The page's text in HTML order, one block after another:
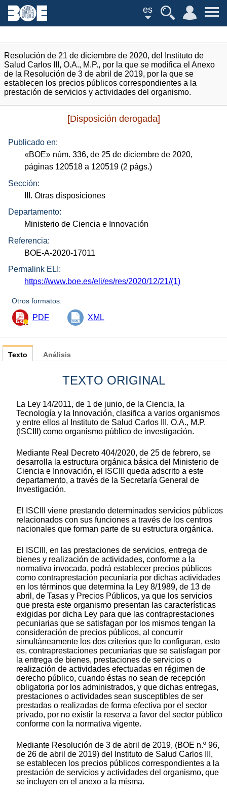
es
Resolución de 21 de diciembre de 2020, del Instituto de
Salud Carlos III, O.A., M.P., por la que se modifica el Anexo
de la Resolución de 3 de abril de 2019, por la que se
establecen los precios públicos correspondientes a la
prestación de servicios y actividades del organismo.
[Disposición derogada]
Publicado en:
«BOE» núm. 336, de 25 de diciembre de 2020,
páginas 120518 a 120519 (2 págs.)
Sección:
III. Otras disposiciones
Departamento:
Ministerio de Ciencia e Innovación
Referencia:
BOE-A-2020-17011
Permalink ELI:
https://www.boe.es/eli/es/res/2020/12/21/(1)
Otros formatos:
PDF XML
Texto
TEXTO ORIGINAL
La Ley 14/2011, de 1 de junio, de la Ciencia, la
Tecnología y la Innovación, clasifica a varios organismos
y entre ellos al Instituto de Salud Carlos III, O.A., M.P.
(ISCIII) como organismo público de investigación.
Mediante Real Decreto 404/2020, de 25 de febrero, se
desarrolla la estructura orgánica básica del Ministerio de
Ciencia e Innovación, el ISCIII queda adscrito a este
departamento, a través de la Secretaría General de
Investigación.
El ISCIII viene prestando determinados servicios públicos
relacionados con sus funciones a través de los centros
nacionales que forman parte de su estructura orgánica.
El ISCIII, en las prestaciones de servicios, entrega de
bienes y realización de actividades, conforme a la
normativa invocada, podrá establecer precios públicos
como contraprestación pecuniaria por dichas actividades
en los términos que determina la Ley 8/1989, de 13 de
abril, de Tasas y Precios Públicos, ya que los servicios
que presta este organismo presentan las características
exigidas por dicha Ley para que las contraprestaciones
pecuniarias que se satisfagan por los mismos tengan la
consideración de precios públicos, al concurrir
simultáneamente los dos criterios que lo configuran, esto
es, contraprestaciones pecuniarias que se satisfagan por
la entrega de bienes, prestaciones de servicios o
realización de actividades efectuadas en régimen de
derecho público, cuando éstas no sean de recepción
obligatoria por los administrados, y que dichas entregas,
prestaciones o actividades sean susceptibles de ser
prestadas o realizadas de forma efectiva por el sector
privado, por no existir la reserva a favor del sector público
conforme con la normativa vigente.
Mediante Resolución de 3 de abril de 2019, (BOE n.º 96,
de 26 de abril de 2019) del Instituto de Salud Carlos III,
se establecen los precios públicos correspondientes a la
prestación de servicios y actividades del organismo, que
se incluyen en el anexo a la misma.
Análisis